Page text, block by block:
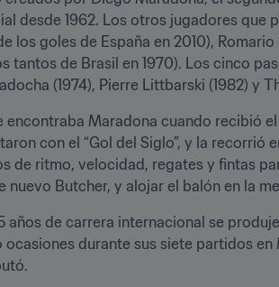
desde 1962. Los otros jugadores que
goles de España en 2010), Romario
tantos de Brasil en 1970). Los cinco
(1974), Pierre Littbarski (1982) y
Maradona cuando recibió
con el “Gol del Siglo”, y la recorrió
de ritmo, velocidad, regates y fintas
nuevo Butcher, y alojar el balón en la
de carrera internacional se
durante sus siete partidos